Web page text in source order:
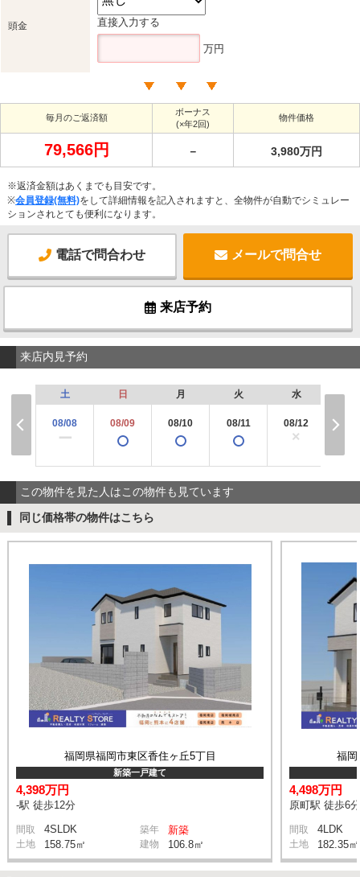
頭金 直接入力する
万円
毎月のご返済額
ボーナス
(×年2回)
物件価格
79,566円 － 3,980万円
※返済金額はあくまでも目安です。
※会員登録(無料)をして詳細情報を記入されますと、全物件が自動でシミュレー
ションされとても便利になります。
電話で問合わせ メールで問合せ
来店予約
来店内見予約
土
08/08
ー
日
08/09
月
08/10
火
08/11
水
08/12
×
この物件を見た人はこの物件も見ています
同じ価格帯の物件はこちら
福岡県福岡市東区香住ヶ丘5丁目
新築一戸建て
4,398万円
-駅 徒歩12分
間取 4SLDK 築年 新築
土地 158.75㎡ 建物 106.8㎡
福岡
4,498万円
原町駅 徒歩6分
間取 4LDK
土地 182.35㎡